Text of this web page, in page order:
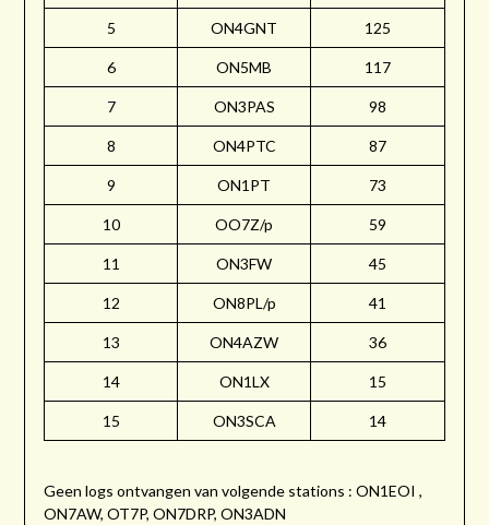
5 ON4GNT 125
6 ON5MB 117
7 ON3PAS 98
8 ON4PTC 87
9 ON1PT 73
10 OO7Z/p 59
11 ON3FW 45
12 ON8PL/p 41
13 ON4AZW 36
14 ON1LX 15
15 ON3SCA 14
Geen logs ontvangen van volgende stations : ON1EOI ,
ON7AW, OT7P, ON7DRP, ON3ADN